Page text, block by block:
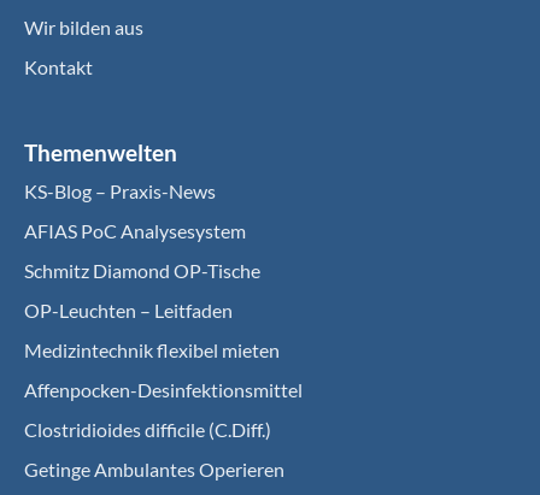
Wir bilden aus
Kontakt
Themenwelten
KS-Blog – Praxis-News
AFIAS PoC Analysesystem
Schmitz Diamond OP-Tische
OP-Leuchten – Leitfaden
Medizintechnik flexibel mieten
Affenpocken-Desinfektionsmittel
Clostridioides difficile (C.Diff.)
Getinge Ambulantes Operieren